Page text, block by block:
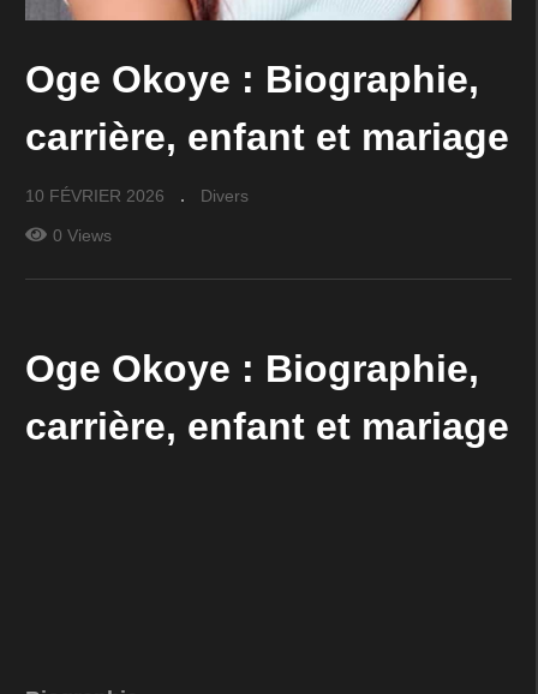
Oge Okoye : Biographie,
carrière, enfant et mariage
10 FÉVRIER 2026 Divers
0 Views
Oge Okoye : Biographie,
carrière, enfant et mariage